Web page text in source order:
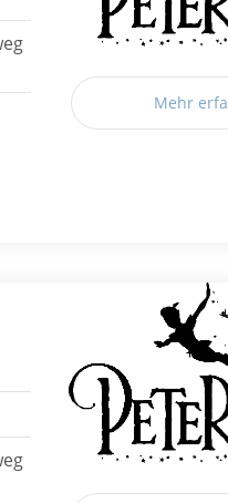
Mehr